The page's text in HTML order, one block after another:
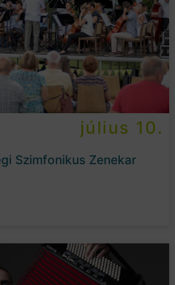
július 10.
Szimfonikus Zenekar